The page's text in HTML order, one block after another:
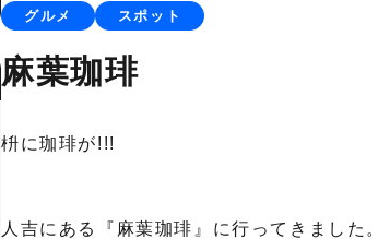
グルメ スポット
麻葉珈琲
枡に珈琲が!!!
人吉にある『麻葉珈琲』に行ってきました。